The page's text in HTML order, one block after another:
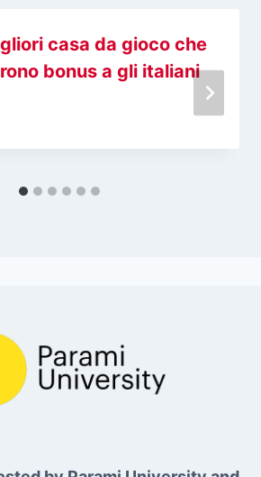
casa da gioco che
bonus a gli italiani